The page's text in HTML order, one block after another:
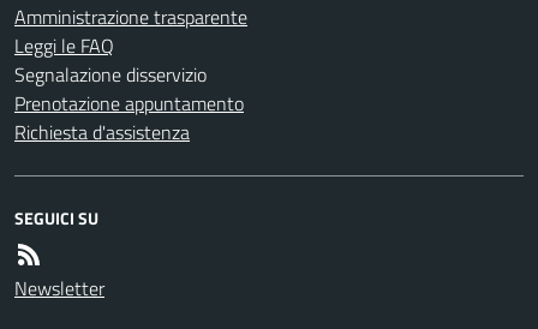
Amministrazione trasparente
Leggi le FAQ
Segnalazione disservizio
Prenotazione appuntamento
Richiesta d'assistenza
SEGUICI SU
Newsletter